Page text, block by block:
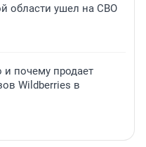
области ушел на СВО
и почему продает
Wildberries в